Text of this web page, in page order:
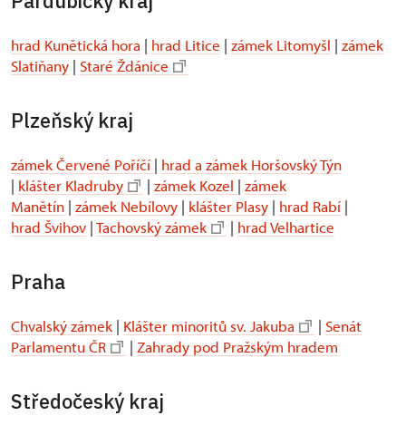
hrad Kunětická hora | hrad Litice | zámek Litomyšl | zámek
Slatiňany | Staré Ždánice
Plzeňský kraj
zámek Červené Poříčí | hrad a zámek Horšovský Týn
| klášter Kladruby | zámek Kozel | zámek
Manětín | zámek Nebílovy | klášter Plasy | hrad Rabí |
hrad Švihov |Tachovský zámek | hrad Velhartice
Praha
Chvalský zámek | Klášter minoritů sv. Jakuba | Senát
Parlamentu ČR
| Zahrady pod Pražským hradem
Středočeský kraj